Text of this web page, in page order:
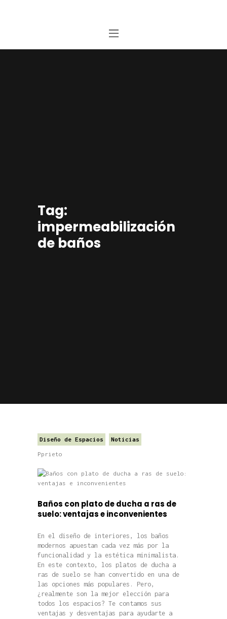
Tag:
impermeabilización
de baños
Diseño de Espacios Noticias
Pprieto
Baños con plato de ducha a ras de
suelo: ventajas e inconvenientes
En el diseño de interiores, los baños
modernos apuestan cada vez más por la
funcionalidad y la estética minimalista.
En este contexto, los platos de ducha a
ras de suelo se han convertido en una de
las opciones más populares. Pero,
¿realmente son la mejor elección para
todos los espacios? Te contamos sus
ventajas y desventajas para ayudarte a